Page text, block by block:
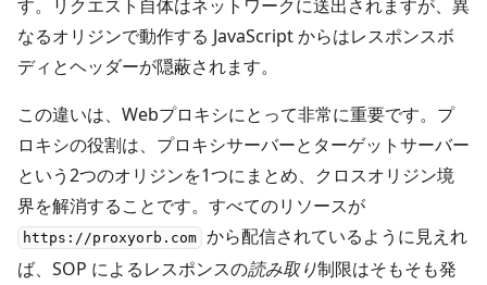
す。リクエスト自体はネットワークに送出されますが、異
なるオリジンで動作する JavaScript からはレスポンスボ
ディとヘッダーが隠蔽されます。
この違いは、Webプロキシにとって非常に重要です。プ
ロキシの役割は、プロキシサーバーとターゲットサーバー
という2つのオリジンを1つにまとめ、クロスオリジン境
界を解消することです。すべてのリソースが
https://proxyorb.com から配信されているように見えれ
ば、SOP によるレスポンスの読み取り制限はそもそも発